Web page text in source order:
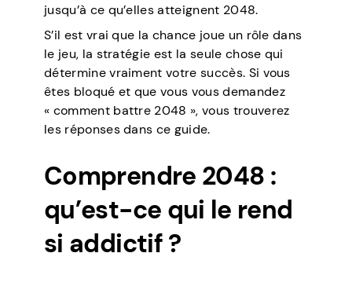
jusqu’à ce qu’elles atteignent 2048.
S’il est vrai que la chance joue un rôle dans
le jeu, la stratégie est la seule chose qui
détermine vraiment votre succès. Si vous
êtes bloqué et que vous vous demandez
« comment battre 2048 », vous trouverez
les réponses dans ce guide.
Comprendre 2048 :
qu’est-ce qui le rend
si addictif ?